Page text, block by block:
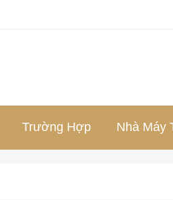
Trường Hợp Nhà Máy